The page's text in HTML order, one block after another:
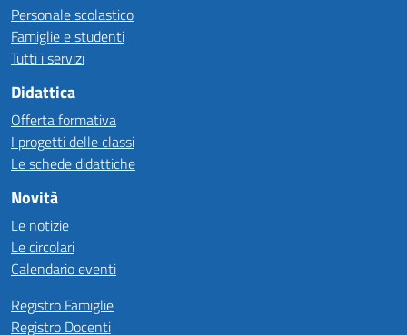
Personale scolastico
Famiglie e studenti
Tutti i servizi
Didattica
Offerta formativa
I progetti delle classi
Le schede didattiche
Novità
Le notizie
Le circolari
Calendario eventi
Registro Famiglie
Registro Docenti